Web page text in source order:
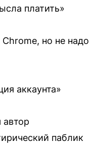
платить»
но не надо
аккаунта»
автор
паблик